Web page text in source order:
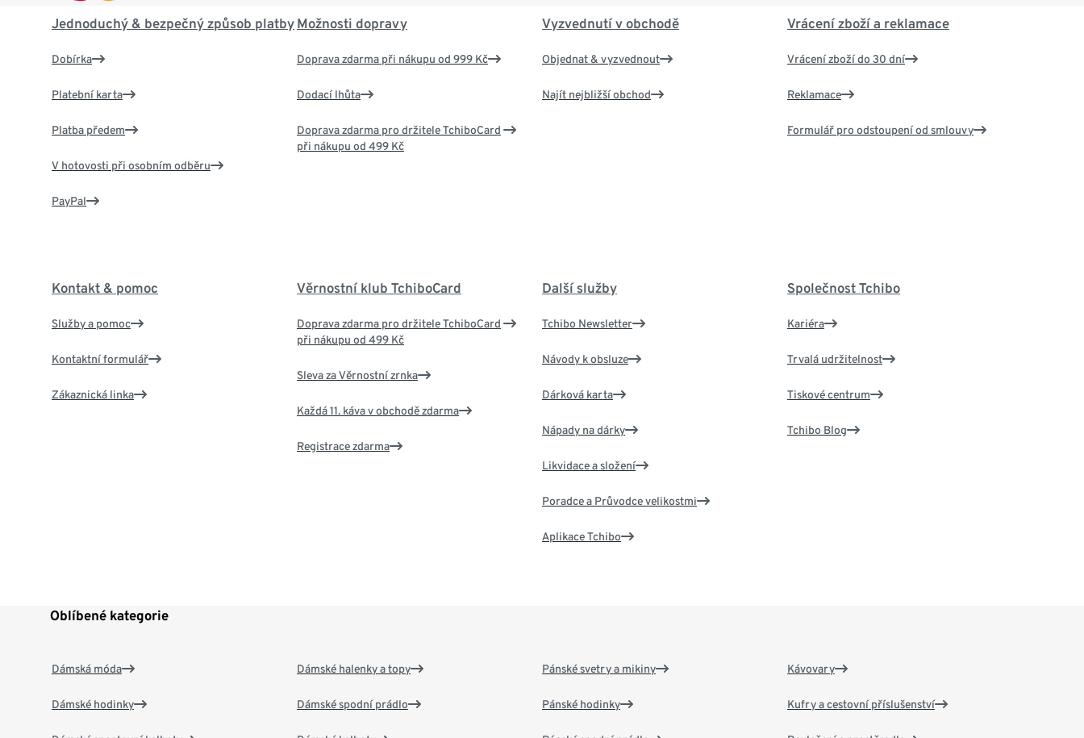
Jednoduchý & bezpečný způsob platby
Dobírka
Platební karta
Platba předem
V hotovosti při osobním odběru
PayPal
Možnosti dopravy
Doprava zdarma při nákupu od 999 Kč
Dodací lhůta
Doprava zdarma pro držitele TchiboCard
při nákupu od 499 Kč
Vyzvednutí v obchodě
Objednat & vyzvednout
Najít nejbližší obchod
Vrácení zboží a reklamace
Vrácení zboží do 30 dní
Reklamace
Formulář pro odstoupení od smlouvy
Kontakt & pomoc
Služby a pomoc
Kontaktní formulář
Zákaznická linka
Věrnostní klub TchiboCard
Doprava zdarma pro držitele TchiboCard
při nákupu od 499 Kč
Sleva za Věrnostní zrnka
Každá 11. káva v obchodě zdarma
Registrace zdarma
Další služby
Tchibo Newsletter
Návody k obsluze
Dárková karta
Nápady na dárky
Likvidace a složení
Poradce a Průvodce velikostmi
Aplikace Tchibo
Společnost Tchibo
Kariéra
Trvalá udržitelnost
Tiskové centrum
Tchibo Blog
Oblíbené kategorie
Dámská móda
Dámské hodinky
Dámské halenky a topy
Dámské spodní prádlo
Pánské svetry a mikiny
Pánské hodinky
Kávovary
Kufry a cestovní příslušenství